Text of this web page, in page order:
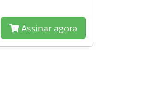
Assinar agora